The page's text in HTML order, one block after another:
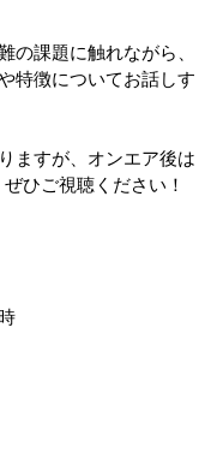
の課題に触れながら、
特徴についてお話しす
ますが、オンエア後は
ひご視聴ください！